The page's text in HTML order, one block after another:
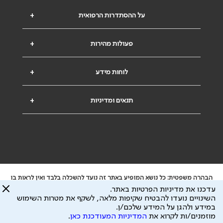
+ על ההסתדרות הרפואית
+ פעולות מהירות
+ לוחות מידע
+ תנאים ומדיניות
הבהרה משפטית: כל נושא המופיע באתר זה נועד להשכלה בלבד ואין לראות בו
ייעוץ רפואי או משפטי. אין הר"י אחראית לתוכן המתפרסם באתר זה ולכל נזק
שעלול להיגרם.
ידוע לי שהר"י אוספת ושומרת מידע אישי לצורך מתן השרות וכי חלק ממנו עשוי
להיות מועבר לצדדים שלישיים, הכל בכפוף למדיניות הפרטיות
עדכנו את מדיניות הפרטיות באתר.
השינויים נועדו להבטיח שקיפות מלאה, לשקף את מטרות השימוש
במידע ולהגן על המידע שלכם/ן.
מוזמנים/ות לקרוא את המדיניות המעודכנת כאן.